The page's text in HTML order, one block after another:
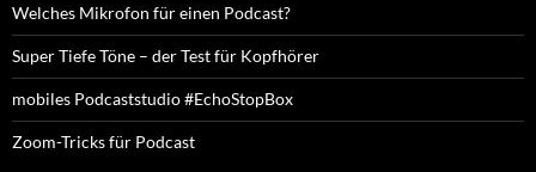
Welches Mikrofon für einen Podcast?
Super Tiefe Töne – der Test für Kopfhörer
mobiles Podcaststudio #EchoStopBox
Zoom-Tricks für Podcast